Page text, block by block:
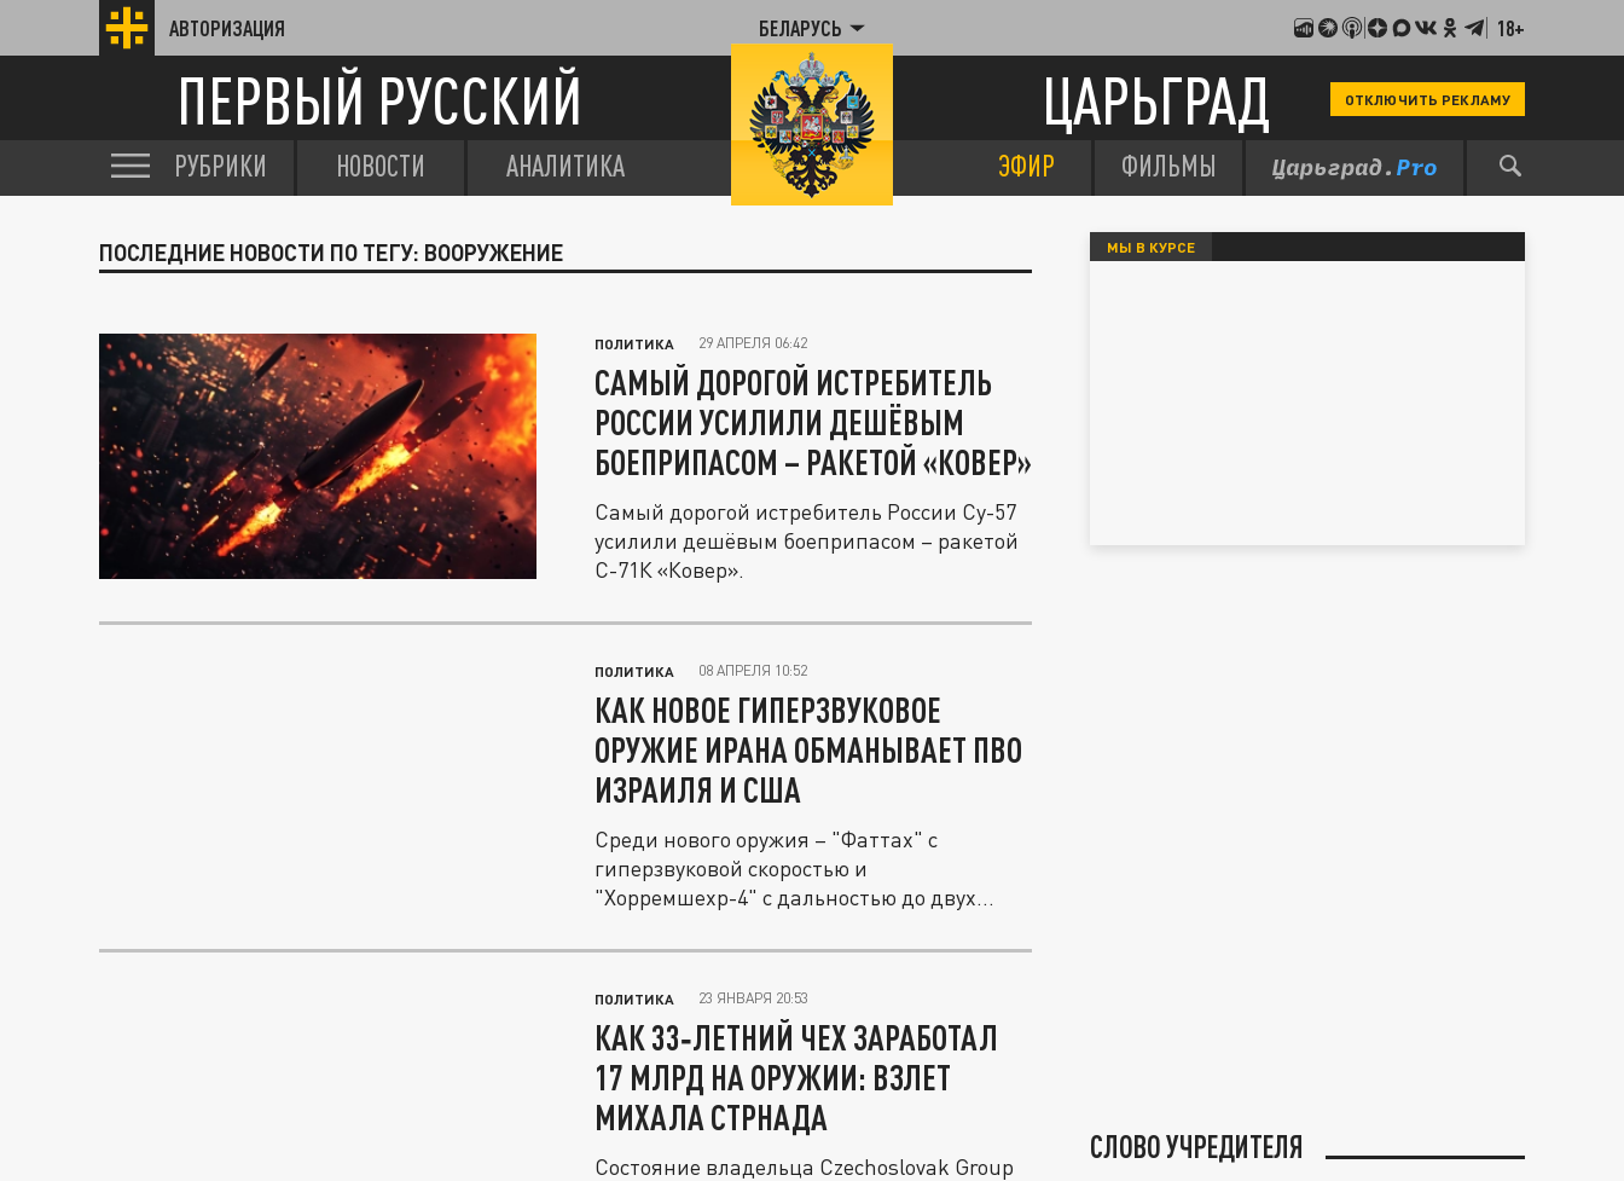
АВТОРИЗАЦИЯ БЕЛАРУСЬ 18+
ПЕРВЫЙ РУССКИЙ ЦАРЬГРАД ОТКЛЮЧИТЬ РЕКЛАМУ
РУБРИКИ НОВОСТИ АНАЛИТИКА ЭФИР ФИЛЬМЫ
ПОСЛЕДНИЕ НОВОСТИ ПО ТЕГУ: ВООРУЖЕНИЕ
ПОЛИТИКА 29 АПРЕЛЯ 06:42
САМЫЙ ДОРОГОЙ ИСТРЕБИТЕЛЬ
РОССИИ УСИЛИЛИ ДЕШЁВЫМ
БОЕПРИПАСОМ – РАКЕТОЙ «КОВЕР»
Самый дорогой истребитель России Су-57
усилили дешёвым боеприпасом – ракетой
С-71К «Ковер».
ПОЛИТИКА 08 АПРЕЛЯ 10:52
КАК НОВОЕ ГИПЕРЗВУКОВОЕ
ОРУЖИЕ ИРАНА ОБМАНЫВАЕТ ПВО
ИЗРАИЛЯ И США
Среди нового оружия – "Фаттах" с
гиперзвуковой скоростью и
"Хорремшехр-4" с дальностью до двух
ПОЛИТИКА 23 ЯНВАРЯ 20:53
КАК 33‑ЛЕТНИЙ ЧЕХ ЗАРАБОТАЛ
17 МЛРД НА ОРУЖИИ: ВЗЛЕТ
МИХАЛА СТРНАДА
Состояние владельца Czechoslovak Group
МЫ В КУРСЕ
СЛОВО УЧРЕДИТЕЛЯ